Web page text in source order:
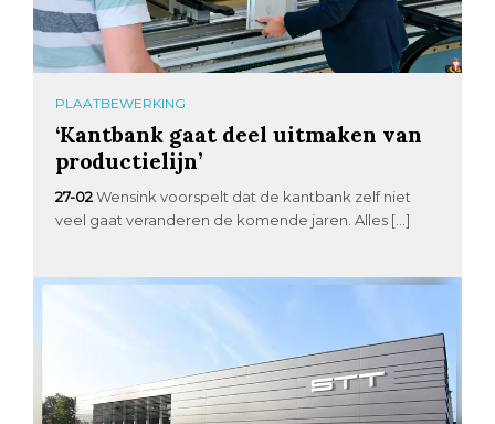
PLAATBEWERKING
‘Kantbank gaat deel uitmaken van
productielijn’
27-02 Wensink voorspelt dat de kantbank zelf niet
veel gaat veranderen de komende jaren. Alles […]